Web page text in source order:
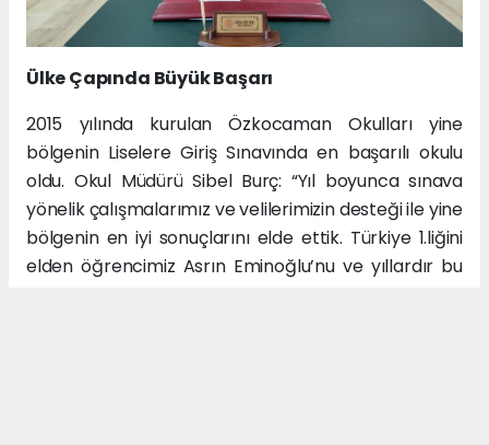
Ülke Çapında Büyük Başarı
2015 yılında kurulan Özkocaman Okulları yine
bölgenin Liselere Giriş Sınavında en başarılı okulu
oldu. Okul Müdürü Sibel Burç: “Yıl boyunca sınava
yönelik çalışmalarımız ve velilerimizin desteği ile yine
bölgenin en iyi sonuçlarını elde ettik. Türkiye 1.liğini
elden öğrencimiz Asrın Eminoğlu’nu ve yıllardır bu